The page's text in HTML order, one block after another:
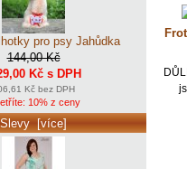
pro psy Jahůdka
144,00 Kč
Kč s DPH
Kč bez DPH
10% z ceny
Slevy [více]